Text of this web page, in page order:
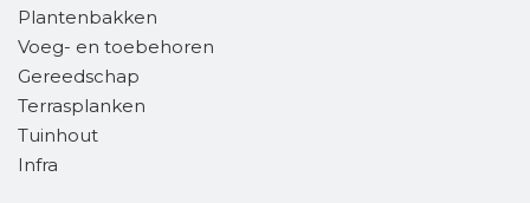
Plantenbakken
Voeg- en toebehoren
Gereedschap
Terrasplanken
Tuinhout
Infra